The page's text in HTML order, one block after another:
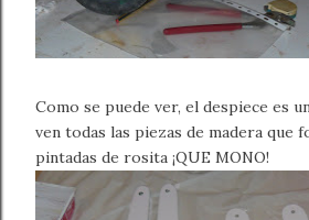
Como se puede ver, el despiece es
ven todas las piezas de madera que
pintadas de rosita ¡QUE MONO!